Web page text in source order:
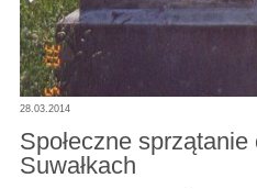
28.03.2014
Społeczne
Suwałkach